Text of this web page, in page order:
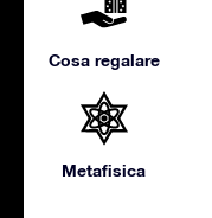
Cosa regalare
Metafisica